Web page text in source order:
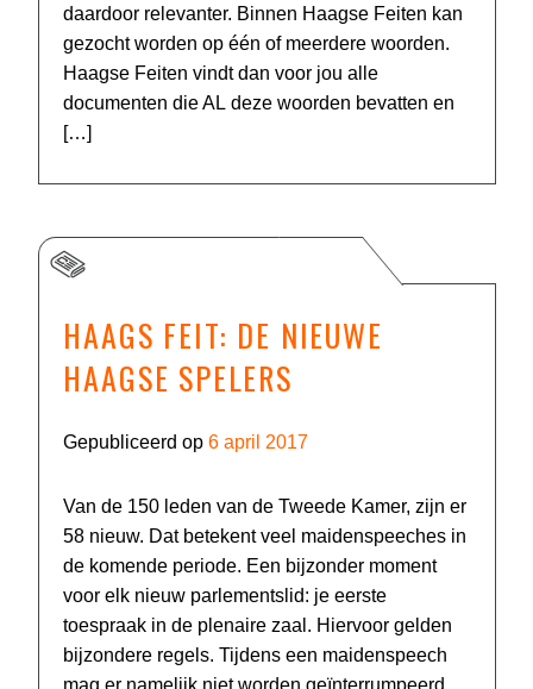
daardoor relevanter. Binnen Haagse Feiten kan
gezocht worden op één of meerdere woorden.
Haagse Feiten vindt dan voor jou alle
documenten die AL deze woorden bevatten en
[…]
HAAGS FEIT: DE NIEUWE
HAAGSE SPELERS
Gepubliceerd op6 april 2017
Van de 150 leden van de Tweede Kamer, zijn er
58 nieuw. Dat betekent veel maidenspeeches in
de komende periode. Een bijzonder moment
voor elk nieuw parlementslid: je eerste
toespraak in de plenaire zaal. Hiervoor gelden
bijzondere regels. Tijdens een maidenspeech
mag er namelijk niet worden geïnterrumpeerd.